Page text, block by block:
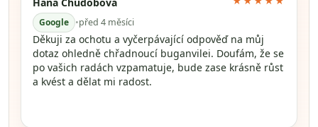
Google •před 4 měsíci
Děkuji za ochotu a vyčerpávající odpověď na můj
dotaz ohledně chřadnoucí buganvilei. Doufám, že se
po vašich radách vzpamatuje, bude zase krásně růst
a kvést a dělat mi radost.